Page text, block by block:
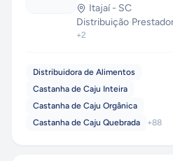
Itajaí- SC
Distribuição·
+2
Distribuidora de Alimentos
Castanha de Caju Inteira
Castanha de Caju Orgânica
Castanha de Caju Quebrada
+88